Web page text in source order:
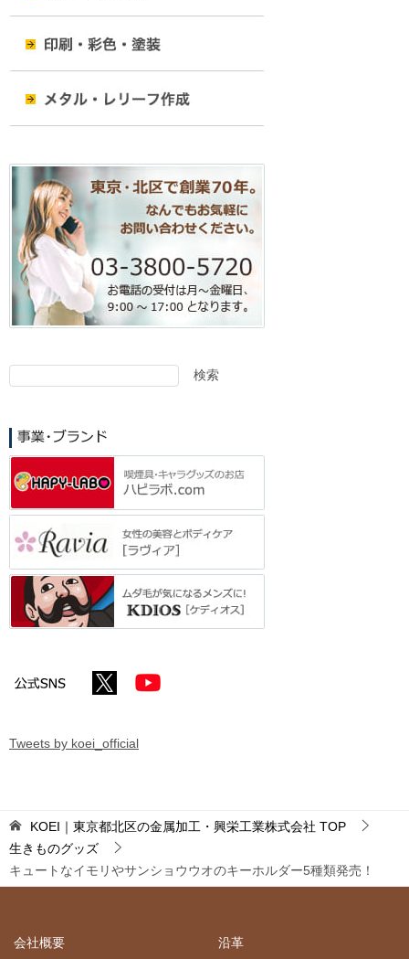
検索
Tweets by koei_official
KOEI｜東京都北区の金属加工・興栄工業株式会社 TOP
生きものグッズ
キュートなイモリやサンショウウオのキーホルダー5種類発売！
会社概要 沿革